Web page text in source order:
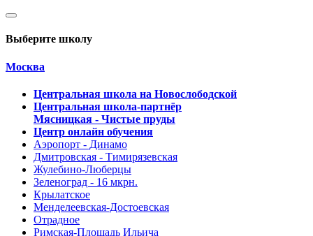
Выберите школу
Москва
Центральная школа на Новослободской
Центральная школа-партнёр
Мясницкая - Чистые пруды
Центр онлайн обучения
Аэропорт - Динамо
Дмитровская - Тимирязевская
Жулебино-Люберцы
Зеленоград - 16 мкрн.
Крылатское
Менделеевская-Достоевская
Отрадное
Римская-Площадь Ильича